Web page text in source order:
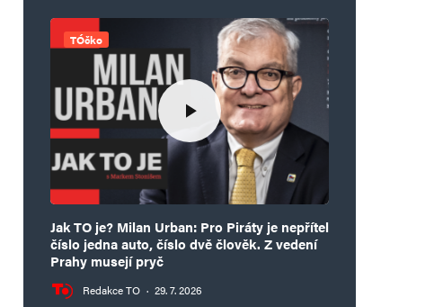
TÓčko
Jak TO je? Milan Urban: Pro Piráty je nepřítel
číslo jedna auto, číslo dvě člověk. Z vedení
Prahy musejí pryč
Redakce TO · 29. 7. 2026